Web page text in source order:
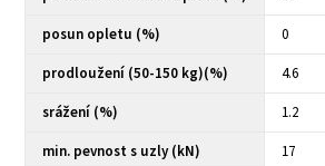
posun opletu (%)
0
prodloužení (50-150 kg)(%)
4.6
srážení (%)
1.2
min. pevnost s uzly (kN)
17